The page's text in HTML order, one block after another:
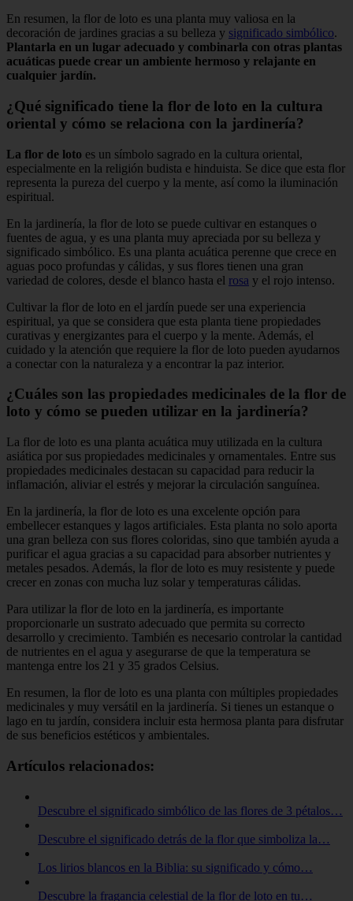
En resumen, la flor de loto es una planta muy valiosa en la
decoración de jardines gracias a su belleza y significado simbólico.
Plantarla en un lugar adecuado y combinarla con otras plantas
acuáticas puede crear un ambiente hermoso y relajante en
cualquier jardín.
¿Qué significado tiene la flor de loto en la cultura
oriental y cómo se relaciona con la jardinería?
La flor de loto es un símbolo sagrado en la cultura oriental,
especialmente en la religión budista e hinduista. Se dice que esta flor
representa la pureza del cuerpo y la mente, así como la iluminación
espiritual.
En la jardinería, la flor de loto se puede cultivar en estanques o
fuentes de agua, y es una planta muy apreciada por su belleza y
significado simbólico. Es una planta acuática perenne que crece en
aguas poco profundas y cálidas, y sus flores tienen una gran
variedad de colores, desde el blanco hasta el rosa y el rojo intenso.
Cultivar la flor de loto en el jardín puede ser una experiencia
espiritual, ya que se considera que esta planta tiene propiedades
curativas y energizantes para el cuerpo y la mente. Además, el
cuidado y la atención que requiere la flor de loto pueden ayudarnos
a conectar con la naturaleza y a encontrar la paz interior.
¿Cuáles son las propiedades medicinales de la flor de
loto y cómo se pueden utilizar en la jardinería?
La flor de loto es una planta acuática muy utilizada en la cultura
asiática por sus propiedades medicinales y ornamentales. Entre sus
propiedades medicinales destacan su capacidad para reducir la
inflamación, aliviar el estrés y mejorar la circulación sanguínea.
En la jardinería, la flor de loto es una excelente opción para
embellecer estanques y lagos artificiales. Esta planta no solo aporta
una gran belleza con sus flores coloridas, sino que también ayuda a
purificar el agua gracias a su capacidad para absorber nutrientes y
metales pesados. Además, la flor de loto es muy resistente y puede
crecer en zonas con mucha luz solar y temperaturas cálidas.
Para utilizar la flor de loto en la jardinería, es importante
proporcionarle un sustrato adecuado que permita su correcto
desarrollo y crecimiento. También es necesario controlar la cantidad
de nutrientes en el agua y asegurarse de que la temperatura se
mantenga entre los 21 y 35 grados Celsius.
En resumen, la flor de loto es una planta con múltiples propiedades
medicinales y muy versátil en la jardinería. Si tienes un estanque o
lago en tu jardín, considera incluir esta hermosa planta para disfrutar
de sus beneficios estéticos y ambientales.
Artículos relacionados:
Descubre el significado simbólico de las flores de 3 pétalos…
Descubre el significado detrás de la flor que simboliza la…
Los lirios blancos en la Biblia: su significado y cómo…
Descubre la fragancia celestial de la flor de loto en tu…